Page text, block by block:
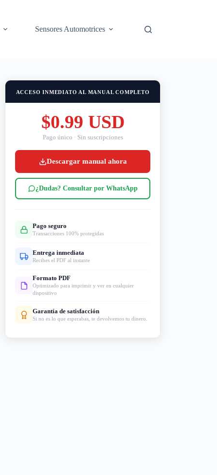
Sensores Automotrices
ACCESO INMEDIATO AL MANUAL COMPLETO
$0.99 USD
Pago único · Sin suscripciones
Descargar manual ahora
¿Dudas? Consultar por WhatsApp
Pago seguro
Transacciones 100% protegidas
Entrega inmediata
Recibes el PDF al instante
Formato PDF
Optimizado para imprimir y ver en cualquier
dispositivo
Garantía de satisfacción
Si no es lo que esperabas, te devolvemos tu dinero.